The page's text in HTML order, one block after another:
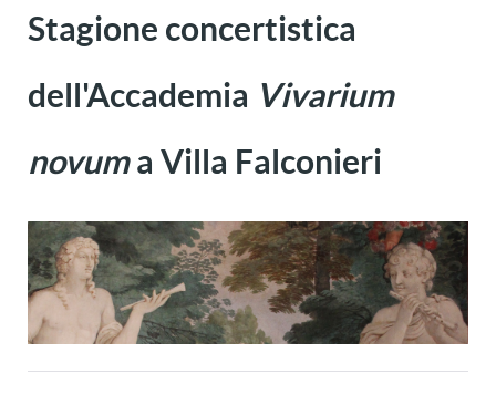
Stagione concertistica
dell'Accademia Vivarium
novum a Villa Falconieri